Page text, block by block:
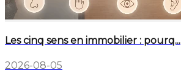
Les cinq sens en immobilier : pourq...
2026-08-05